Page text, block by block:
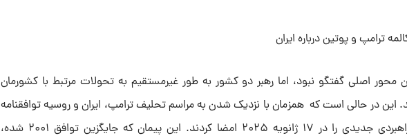
ترامپ و پوتین درباره ایران
محور اصلی گفتگو نبود، اما رهبر دو کشور به طور غیرمستقیم به تحولات مرتبط با کشورمان
این در حالی است که همزمان با نزدیک شدن به مراسم تحلیف ترامپ، ایران و روسیه توافقنامه
مشارکت راهبردی جدیدی را در ۱۷ ژانویه ۲۰۲۵ امضا کردند. این پیمان که جایگزین توافق ۲۰۰۱ شده،